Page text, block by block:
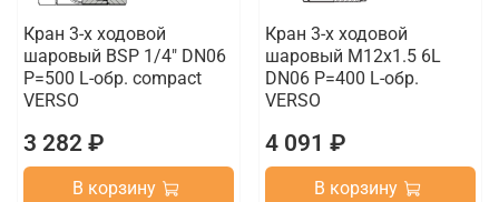
Кран 3-х ходовой
шаровый BSP 1/4" DN06
P=500 L-обр. compact
VERSO
3 282 ₽
В корзину
Кран 3-х ходовой
шаровый M12x1.5 6L
DN06 P=400 L-обр.
VERSO
4 091 ₽
В корзину